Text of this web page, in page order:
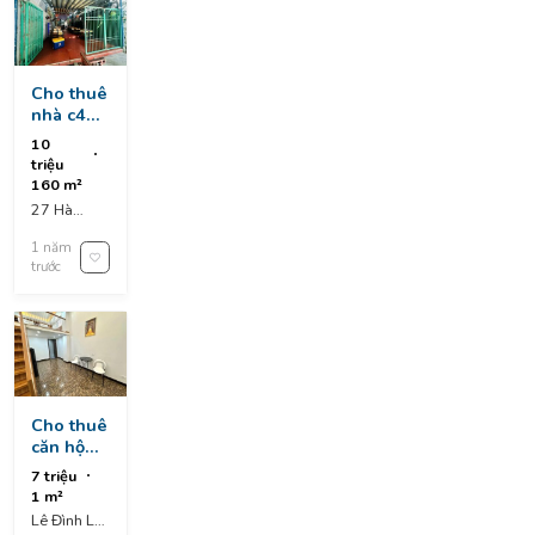
Cho thuê
nhà c4
160m² -
số 27 hà
đông 1 –
gần hà
huy tập,
gần biển
thanh
10
triệu
160 m²
27 Hà
Thanh Khê
District, Da
Vietnam
1 năm
trước
Cho thuê
căn hộ
rất đẹp,
mới xây
trung
7 triệu
1 m²
Lê Đình Lý,